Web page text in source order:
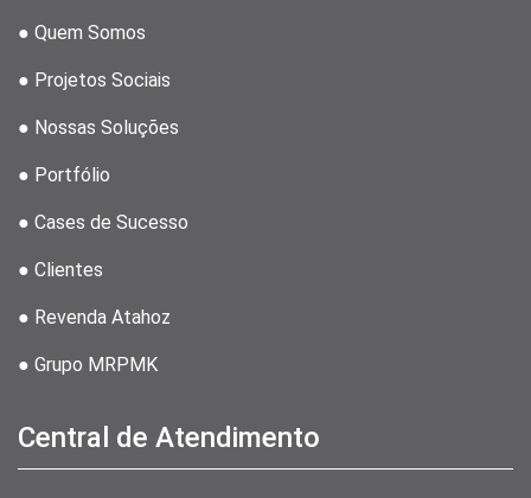
● Quem Somos
● Projetos Sociais
● Nossas Soluções
● Portfólio
● Cases de Sucesso
● Clientes
● Revenda Atahoz
● Grupo MRPMK
Central de Atendimento